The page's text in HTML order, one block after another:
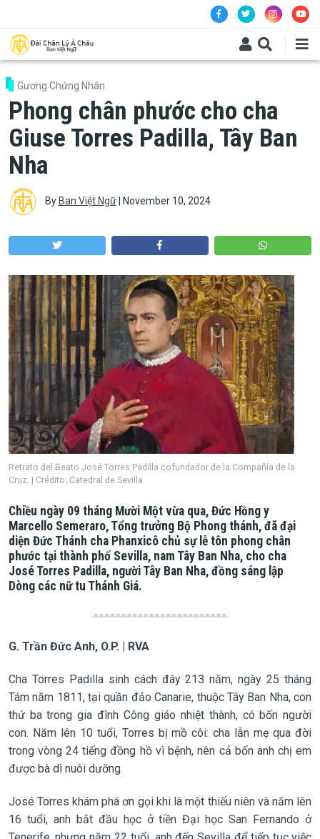
Gương Chứng Nhân
Phong chân phước cho cha
Giuse Torres Padilla, Tây Ban
Nha
By Ban Việt Ngữ| November 10, 2024
Retrato del Beato José Torres Padilla cofundador de la Compañía de la
Cruz. | Crédito: Catedral de Sevilla
Chiều ngày 09 tháng Mười Một vừa qua, Đức Hồng y
Marcello Semeraro, Tổng trưởng Bộ Phong thánh, đã đại
diện Đức Thánh cha Phanxicô chủ sự lễ tôn phong chân
phước tại thành phố Sevilla, nam Tây Ban Nha, cho cha
José Torres Padilla, người Tây Ban Nha, đồng sáng lập
Dòng các nữ tu Thánh Giá.
G. Trần Đức Anh, O.P. | RVA
Cha Torres Padilla sinh cách đây 213 năm, ngày 25 tháng
Tám năm 1811, tại quần đảo Canarie, thuộc Tây Ban Nha, con
thứ ba trong gia đình Công giáo nhiệt thành, có bốn người
con. Năm lên 10 tuổi, Torres bị mồ côi: cha lẫn mẹ qua đời
trong vòng 24 tiếng đồng hồ vì bệnh, nên cả bốn anh chị em
được bà dì nuôi dưỡng.
José Torres khám phá ơn gọi khi là một thiếu niên và năm lên
16 tuổi, anh bắt đầu học ở tiền Đại học San Fernando ở